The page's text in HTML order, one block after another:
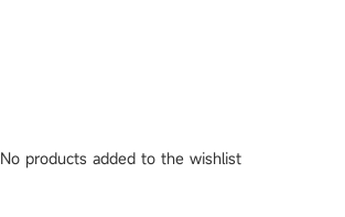
No products added to the wishlist